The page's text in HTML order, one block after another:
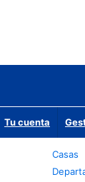
Tu cuenta
Casas